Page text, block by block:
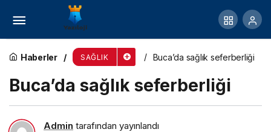
Haberler SAĞLIK Buca’da sağlık seferberliği
Buca’da sağlık seferberliği
Admin tarafından yayınlandı
Bayram ziyaretleri duygusal dayanıklılığı